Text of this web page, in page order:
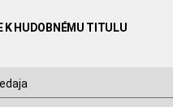
K HUDOBNÉMU TITULU